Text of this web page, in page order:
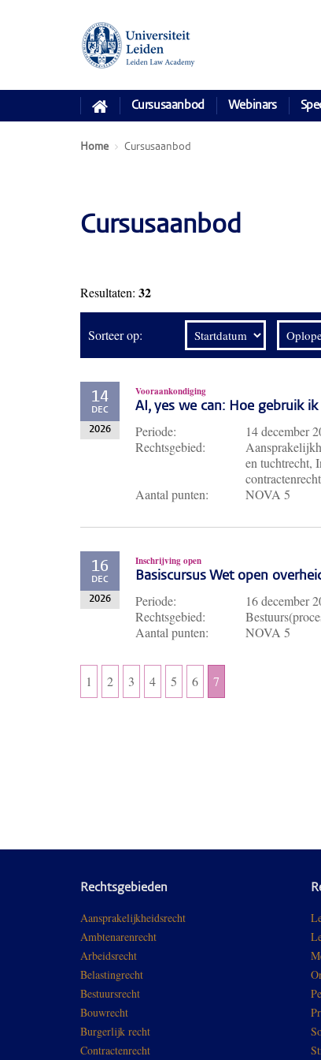
Cursusaanbod Webinars
Home Cursusaanbod
Cursusaanbod
Resultaten: 32
Sorteer op:
14
DEC
2026
Vooraankondiging
AI, yes we can: Hoe gebruik
Periode:
14 december
Rechtsgebied:
en tuchtrecht,
contractenrecht
Aantal punten:
NOVA 5
16
DEC
2026
Inschrijving open
Basiscursus Wet open
Periode:
16 december
Rechtsgebied:
Aantal punten:
NOVA 5
1 2 3 4 5 6 7
Rechtsgebieden
Aansprakelijkheidsrecht
Ambtenarenrecht
Arbeidsrecht
Belastingrecht
Bestuursrecht
Bouwrecht
Burgerlijk recht
Contractenrecht